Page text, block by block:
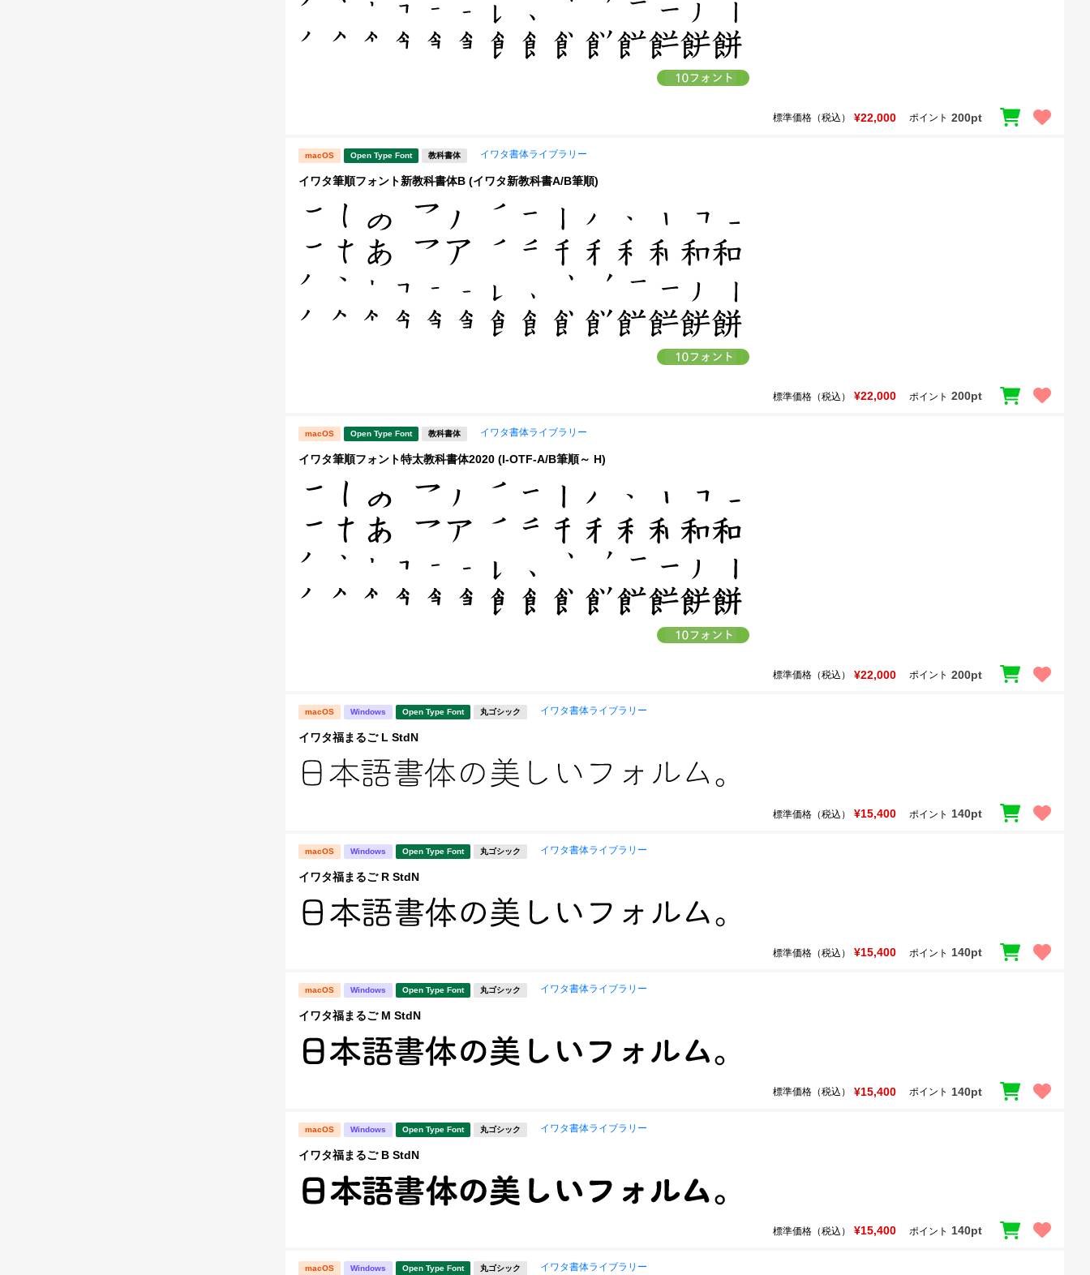
標準価格（税込） ¥22,000 ポイント 200pt
macOS Open Type Font 教科書体 イワタ書体ライブラリー
イワタ筆順フォント新教科書体B (イワタ新教科書A/B筆順)
標準価格（税込） ¥22,000 ポイント 200pt
macOS Open Type Font 教科書体 イワタ書体ライブラリー
イワタ筆順フォント特太教科書体2020 (I-OTF-A/B筆順～ H)
標準価格（税込） ¥22,000 ポイント 200pt
macOS Windows Open Type Font 丸ゴシック イワタ書体ライブラリー
イワタ福まるご L StdN
標準価格（税込） ¥15,400 ポイント 140pt
macOS Windows Open Type Font 丸ゴシック イワタ書体ライブラリー
イワタ福まるご R StdN
標準価格（税込） ¥15,400 ポイント 140pt
macOS Windows Open Type Font 丸ゴシック イワタ書体ライブラリー
イワタ福まるご M StdN
標準価格（税込） ¥15,400 ポイント 140pt
macOS Windows Open Type Font 丸ゴシック イワタ書体ライブラリー
イワタ福まるご B StdN
標準価格（税込） ¥15,400 ポイント 140pt
macOS Windows Open Type Font 丸ゴシック イワタ書体ライブラリー